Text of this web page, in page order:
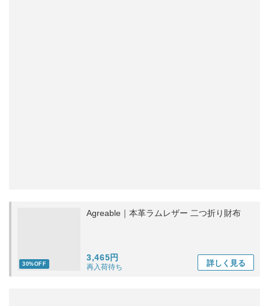
30%OFF
Agreable｜本革ラムレザー 二つ折り財布
3,465円
再入荷待ち 詳しく 見る